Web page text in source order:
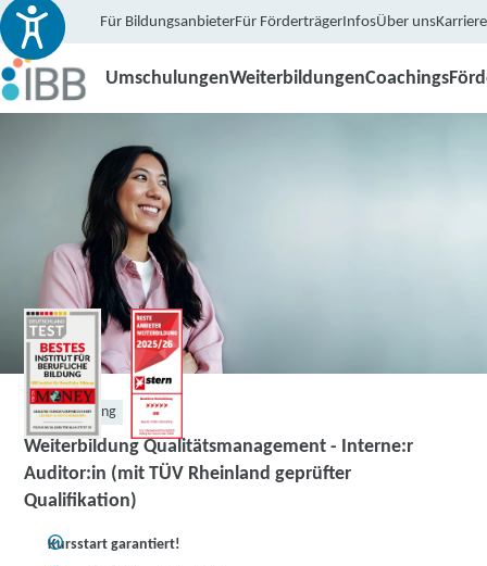
Für BildungsanbieterFür FörderträgerInfosÜber unsKarriere
UmschulungenWeiterbildungenCoachings
Weiterbildung
Weiterbildung Qualitätsmanagement - Interne:r
Auditor:in (mit TÜV Rheinland geprüfter
Qualifikation)
Kursstart garantiert!